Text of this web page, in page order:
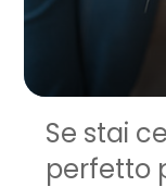
Se stai
perfetto